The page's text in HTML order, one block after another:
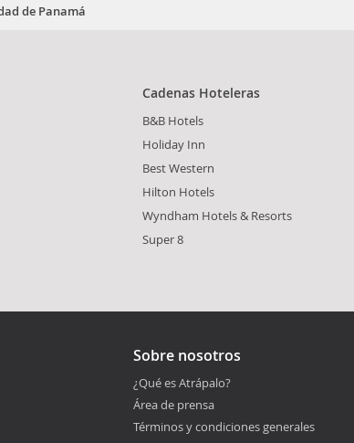
de Panamá
Cadenas Hoteleras
B&B Hotels
Holiday Inn
Best Western
Hilton Hotels
Wyndham Hotels & Resorts
Super 8
Sobre nosotros
¿Qué es Atrápalo?
Área de prensa
Términos y condiciones generales